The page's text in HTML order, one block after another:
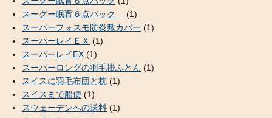
スーグー眠育６点パック
(1)
スーパーフォスモ防炎敷カバー (1)
スーパーレイＥＸ (1)
スーパーレイEX (1)
スーパーロングの羽毛掛ふとん (1)
スイスに羽毛布団と枕 (1)
スイスまで船便 (1)
スウェーデンへの送料 (1)